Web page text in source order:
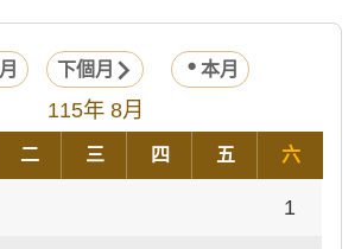
下個月 本月
115年 8月
二 三 四 五 六
1